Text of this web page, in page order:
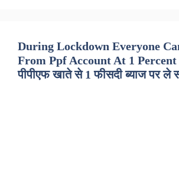
During Lockdown Everyone
From Ppf Account At 1
पीपीएफ खाते से 1 फीसदी ब्याज पर ले